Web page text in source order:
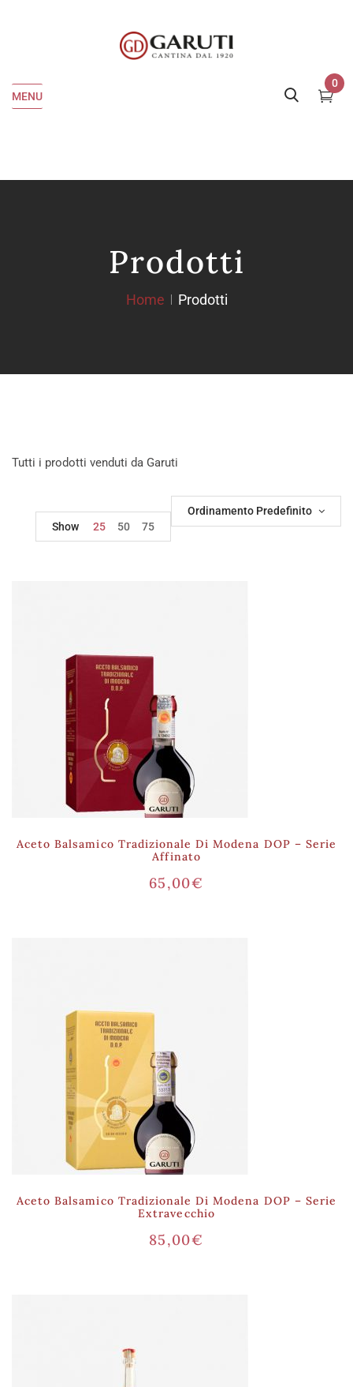
MENU
0
Prodotti
Home Prodotti
Tutti i prodotti venduti da Garuti
Ordinamento Predefinito
Show
25 50 75
Aceto Balsamico Tradizionale Di Modena DOP – Serie
Affinato
65,00€
Aceto Balsamico Tradizionale Di Modena DOP – Serie
Extravecchio
85,00€